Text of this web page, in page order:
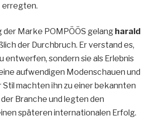
erregten.
der Marke POMPÖÖS gelang harald
der Durchbruch. Er verstand es,
entwerfen, sondern sie als Erlebnis
aufwendigen Modenschauen und
machten ihn zu einer bekannten
Branche und legten den
späteren internationalen Erfolg.